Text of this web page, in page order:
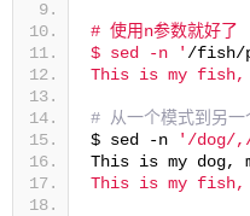
# 使用n参数就好了
$ sed -n ' /fish/
This is my fish,
# 从一个模式到另一
$ sed -n
'/dog/
This is my dog,
This is my fish,